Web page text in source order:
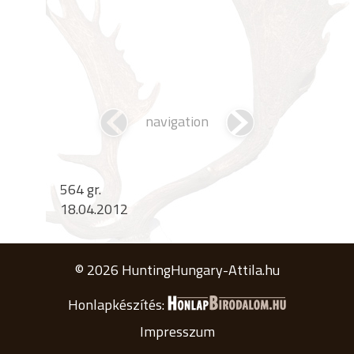
navigation
564 gr.
18.04.2012
© 2026 HuntingHungary-Attila.hu
Honlapkészítés:
Impresszum